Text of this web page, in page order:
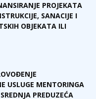
PROJEKATA
SANACIJE I
OBJEKATA ILI
USLUGE MENTORINGA
PREDUZEĆA